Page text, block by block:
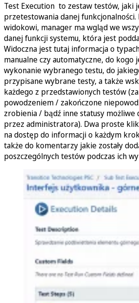
Test Execution to zestaw testów, jaki
przetestowania danej
widokowi, manager ma wgląd we
danej funkcji systemu, która jest
Widoczna jest tutaj informacja o
manualne czy automatyczne, do kogo
wykonanie wybranego testu, do
przypisane wybrane testy, a także
każdego z przedstawionych testów
powodzeniem / zakończone
zrobienia / bądź inne statusy możliwe
przez administratora). Dwa proste
na dostęp do informacji o każdym
także do komentarzy jakie zostały
poszczególnych testów podczas ich